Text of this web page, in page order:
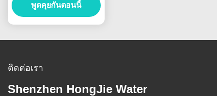
เครื่องดื่ม
พูดคุยกันตอนนี้
ติดต่อเรา
Shenzhen HongJie Water